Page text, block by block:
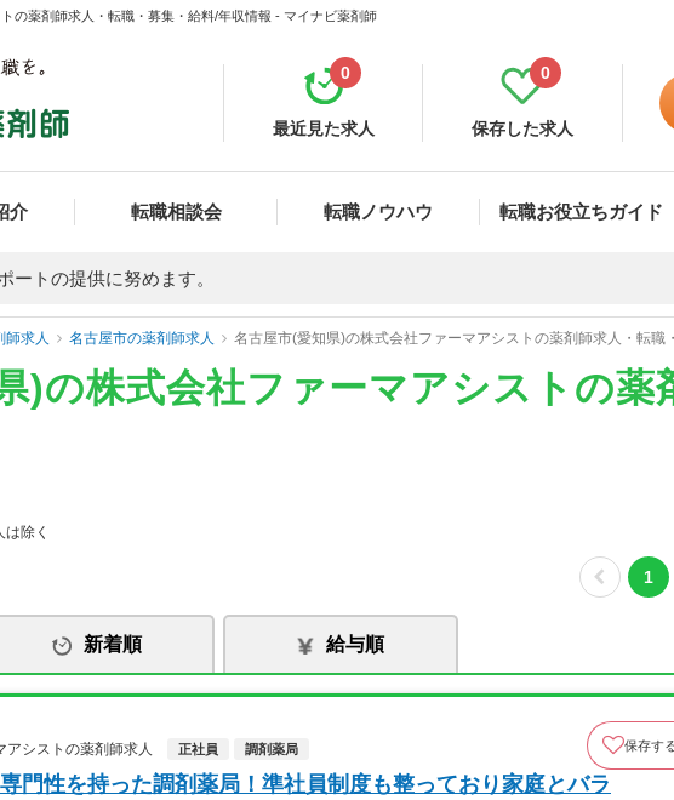
の薬剤師求人・転職・募集・給料/年収情報 - マイナビ薬剤師
最近見た求人
0
保存した求人
0
介 転職相談会 転職ノウハウ 転職お役立ちガイド
ートの提供に努めます。
師求人 名古屋市の薬剤師求人 名古屋市(愛知県)の株式会社ファーマアシストの薬剤師求人・転職
)の株式会社ファーマアシストの薬
除く
1
新着順 給与順
シストの薬剤師求人
正社員 調剤薬局 保存す
門性を持った調剤薬局！準社員制度も整っており家庭とバラ